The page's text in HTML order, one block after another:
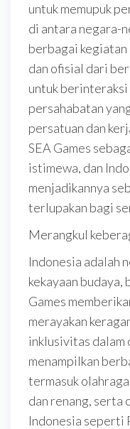
untuk memupuk
di antara negara-
berbagai
dan ofisial dari
untuk berinteraksi
persahabatan
persatuan dan
SEA Games
istimewa, dan
menjadikannya
terlupakan bagi
Merangkul
Indonesia adalah
kekayaan budaya,
Games
merayakan
inklusivitas dalam
menampilkan
termasuk
dan renang, serta
Indonesia seperti